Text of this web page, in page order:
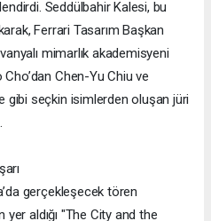
Seddülbahir Kalesi, bu
Ferrari Tasarım Başkan
mimarlık akademisyeni
Chen-Yu Chiu ve
gibi seçkin isimlerden oluşan jüri
gerçekleşecek tören
aldığı "The City and the